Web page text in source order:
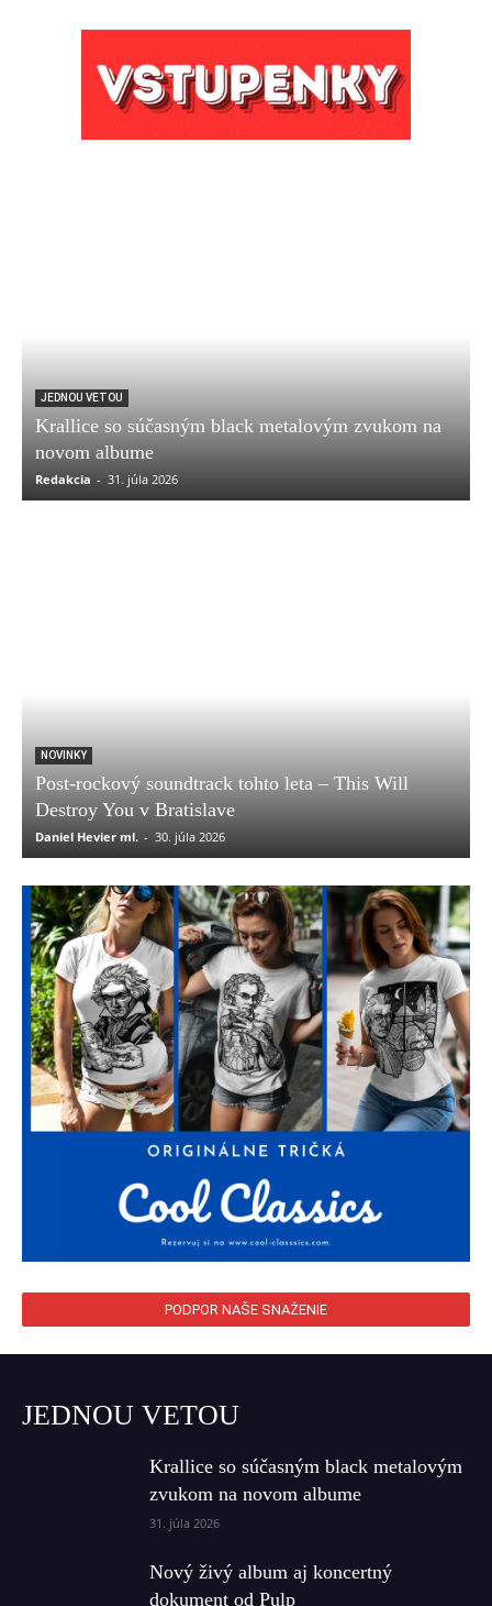
JEDNOU VETOU
Krallice so súčasným black metalovým zvukom na
novom albume
Redakcia - 31. júla 2026
NOVINKY
Post-rockový soundtrack tohto leta – This Will
Destroy You v Bratislave
Daniel Hevier ml. - 30. júla 2026
PODPOR NAŠE SNAŽENIE
JEDNOU VETOU
Krallice so súčasným black metalovým
zvukom na novom albume
31. júla 2026
Nový živý album aj koncertný
dokument od Pulp